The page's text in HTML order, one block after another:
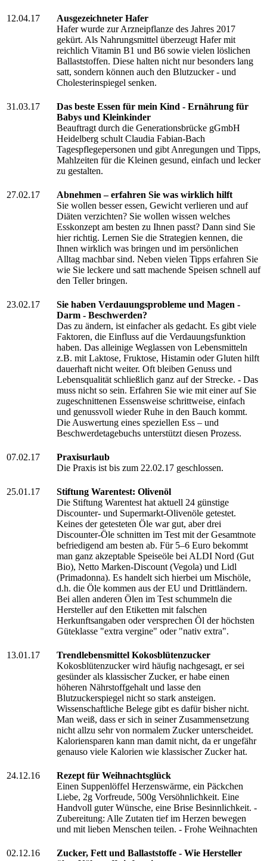
12.04.17
Ausgezeichneter Hafer
Hafer wurde zur Arzneipflanze des Jahres 2017
gekürt. Als Nahrungsmittel überzeugt Hafer mit
reichlich Vitamin B1 und B6 sowie vielen löslichen
Ballaststoffen. Diese halten nicht nur besonders lang
satt, sondern können auch den Blutzucker - und
Cholesterinspiegel senken.
31.03.17
Das beste Essen für mein Kind - Ernährung für
Babys und Kleinkinder
Beauftragt durch die Generationsbrücke gGmbH
Heidelberg schult Claudia Fabian-Bach
Tagespflegepersonen und gibt Anregungen und Tipps,
Mahlzeiten für die Kleinen gesund, einfach und lecker
zu gestalten.
27.02.17
Abnehmen – erfahren Sie was wirklich hilft
Sie wollen besser essen, Gewicht verlieren und auf
Diäten verzichten? Sie wollen wissen welches
Esskonzept am besten zu Ihnen passt? Dann sind Sie
hier richtig. Lernen Sie die Strategien kennen, die
Ihnen wirklich was bringen und im persönlichen
Alltag machbar sind. Neben vielen Tipps erfahren Sie
wie Sie leckere und satt machende Speisen schnell auf
den Teller bringen.
23.02.17
Sie haben Verdauungsprobleme und Magen -
Darm - Beschwerden?
Das zu ändern, ist einfacher als gedacht. Es gibt viele
Faktoren, die Einfluss auf die Verdauungsfunktion
haben. Das alleinige Weglassen von Lebensmitteln
z.B. mit Laktose, Fruktose, Histamin oder Gluten hilft
dauerhaft nicht weiter. Oft bleiben Genuss und
Lebensqualität schließlich ganz auf der Strecke. - Das
muss nicht so sein. Erfahren Sie wie mit einer auf Sie
zugeschnittenen Essensweise schrittweise, einfach
und genussvoll wieder Ruhe in den Bauch kommt.
Die Auswertung eines speziellen Ess – und
Beschwerdetagebuchs unterstützt diesen Prozess.
07.02.17
Praxisurlaub
Die Praxis ist bis zum 22.02.17 geschlossen.
25.01.17
Stiftung Warentest: Olivenöl
Die Stiftung Warentest hat aktuell 24 günstige
Discounter- und Supermarkt-Olivenöle getestet.
Keines der getesteten Öle war gut, aber drei
Discounter-Öle schnitten im Test mit der Gesamtnote
befriedigend am besten ab. Für 5–6 Euro bekommt
man ganz akzeptable Speiseöle bei ALDI Nord (Gut
Bio), Netto Marken-Discount (Vegola) und Lidl
(Primadonna). Es handelt sich hierbei um Mischöle,
d.h. die Öle kommen aus der EU und Drittländern.
Bei allen anderen Ölen im Test schummeln die
Hersteller auf den Etiketten mit falschen
Herkunftsangaben oder versprechen Öl der höchsten
Güteklasse "extra vergine" oder "nativ extra".
13.01.17
Trendlebensmittel Kokosblütenzucker
Kokosblütenzucker wird häufig nachgesagt, er sei
gesünder als klassischer Zucker, er habe einen
höheren Nährstoffgehalt und lasse den
Blutzuckerspiegel nicht so stark ansteigen.
Wissenschaftliche Belege gibt es dafür bisher nicht.
Man weiß, dass er sich in seiner Zusammensetzung
nicht allzu sehr von normalem Zucker unterscheidet.
Kaloriensparen kann man damit nicht, da er ungefähr
genauso viele Kalorien wie klassischer Zucker hat.
24.12.16
Rezept für Weihnachtsglück
Einen Suppenlöffel Herzenswärme, ein Päckchen
Liebe, 2g Vorfreude, 500g Versöhnlichkeit. Eine
Handvoll guter Wünsche, eine Brise Besinnlichkeit. -
Zubereitung: Alle Zutaten tief im Herzen bewegen
und mit lieben Menschen teilen. - Frohe Weihnachten
02.12.16
Zucker, Fett und Ballaststoffe - Wie Hersteller